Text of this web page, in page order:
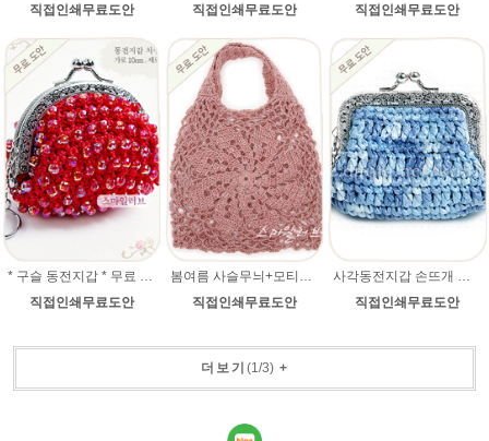
직접인쇄무료도안
직접인쇄무료도안
직접인쇄무료도안
* 구슬 동전지갑 * 무료 코바늘뜨기 손뜨개 도안
직접인쇄무료도안
봄여름 사슬무늬+모티브 코바늘가방 무료 코바늘손뜨개 도안
직접인쇄무료도안
사각동전지갑 손뜨개 도안
직접인쇄무료도안
더보기 (1 /3)+